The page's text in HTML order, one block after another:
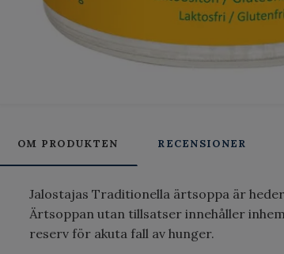
OM PRODUKTEN RECENSIONER
Jalostajas Traditionella ärtsoppa är
Ärtsoppan utan tillsatser innehåller
reserv för akuta fall av hunger.